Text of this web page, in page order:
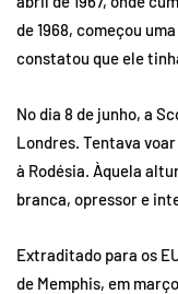
de 1968, começou
constatou que ele
No dia 8 de junho, a
Londres. Tentava
à Rodésia. Àquela
branca, opressor e
Extraditado para os
de Memphis, em